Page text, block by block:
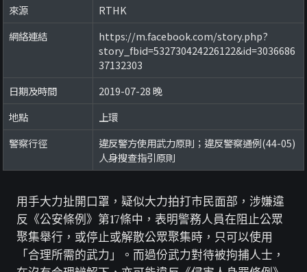
來源
RTHK
網絡連結
https://m.facebook.com/story.php?
story_fbid=532730424226122&id=3036686
37132303
日期及時間
2019-07-28 晚
地點
上環
警察行徑
違反警方使用武力原則；違反警察通例(44-05)
人身搜查指引原則
用手大力扯開口罩，疑似大力拍打市民面部，涉嫌違
反《公安條例》第17條中，表明警務人員在阻止公眾
聚集舉行，或停止或解散公眾聚集時，只可以使用
「合理所需的武力」。而過份武力對待被拘捕人士，